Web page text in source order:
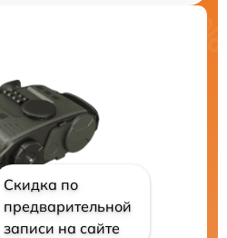
Скидка по
предварительной
записи на сайте